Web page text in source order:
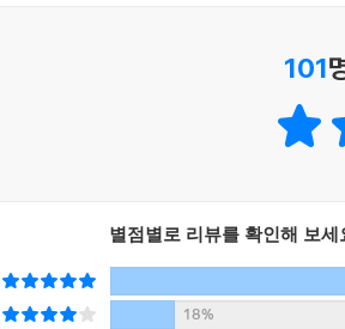
101
별점별로 리뷰를 확인해 보세
18%